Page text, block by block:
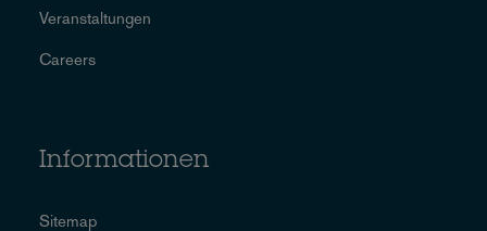
Veranstaltungen
Careers
Informationen
Sitemap